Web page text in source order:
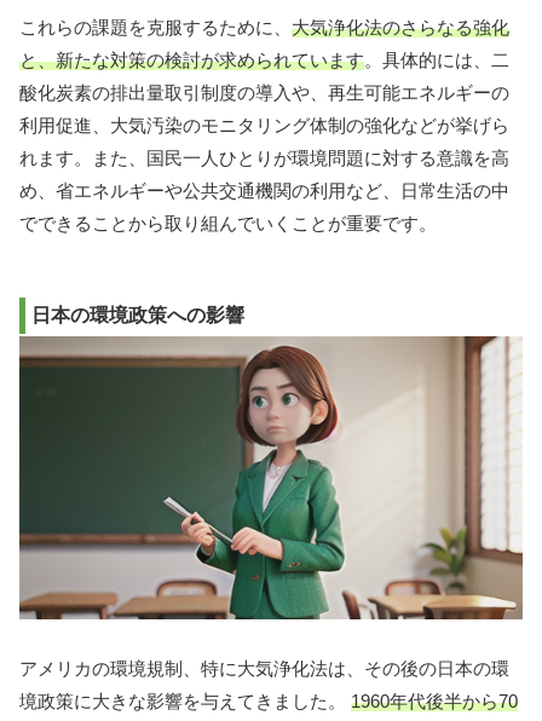
これらの課題を克服するために、 大気浄化法のさらなる強化
と、新たな対策の検討が求められています。具体的には、二
酸化炭素の排出量取引制度の導入や、再生可能エネルギーの
利用促進、大気汚染のモニタリング体制の強化などが挙げら
れます。また、国民一人ひとりが環境問題に対する意識を高
め、省エネルギーや公共交通機関の利用など、日常生活の中
でできることから取り組んでいくことが重要です。
日本の環境政策への影響
アメリカの環境規制、特に大気浄化法は、その後の日本の環
境政策に大きな影響を与えてきました。 1960年代後半から70